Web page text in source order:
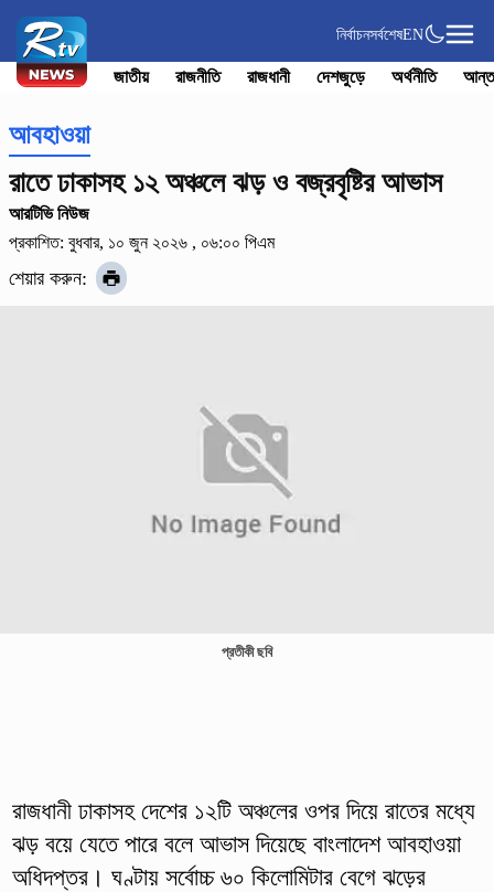
নির্বাচনসর্বশেষEN
জাতীয় রাজনীতি রাজধানী দেশজুড়ে অর্থনীতি
আবহাওয়া
রাতে ঢাকাসহ ১২ অঞ্চলে ঝড় ও বজ্রবৃষ্টির আভাস
আরটিভি নিউজ
প্রকাশিত: বুধবার, ১০ জুন ২০২৬ , ০৬:০০ পিএম
শেয়ার করুন:
প্রতীকী ছবি
রাজধানী ঢাকাসহ দেশের ১২টি অঞ্চলের ওপর দিয়ে রাতের মধ্যে
ঝড় বয়ে যেতে পারে বলে আভাস দিয়েছে বাংলাদেশ আবহাওয়া
অধিদপ্তর। ঘণ্টায় সর্বোচ্চ ৬০ কিলোমিটার বেগে ঝড়ের